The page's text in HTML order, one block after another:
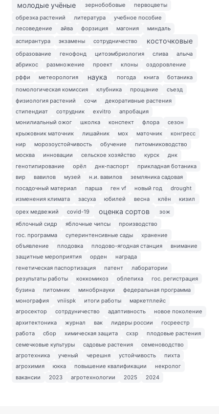
молодые учёные
зернобобовые
первоцветы
обрезка растений
литература
учебное пособие
лесоведение
айва форзиция магония
миндаль
аспирантура
экзамены сотрудничество косточковые
образование генофонд цитоэмбриология слива
алыча
абрикос
размножение проект клоны
оздоровление
рффи
метеорология наука погода книга
ботаника
помологическая комиссия
клубника прощание
съезд
физиология растений
сочи
декоративные растения
стипендиат
сотрудник exvitro
апробация
монилиальный ожог
школка конспект флора
сезон
крыжовник маточник
лишайник мох маточник
конгресс
нир
морозоустойчивость обучение
питомниководство
москва
инновации сельское хозяйство курск
днк
генотипирование
орёл днк-паспорт
прикладная ботаника
вир
вавилов музей н.и. вавилов
земляника садовая
посадочный материал
парша ген vf новый год
drought
изменения климата
засуха юбилей весна клён
кизил
орех медвежий
covid-19 оценка сортов
зож
яблочный сидр
яблочные чипсы
производство
гос. программа
суперинтенсивные сады
хранение
объявление
плодовка плодово-ягодная станция
внимание
защитные мероприятия
орден
награда
генетическая паспортизация
патент
лаборатории
результаты работы
коккомикоз облепиха
гос. регистрация
бузина
питомник минобрнауки
федеральная программа
монография
vniispk итоги работы
маркетплейс
агросектор
сотрдуничество адаптивность
новое поколение
архитектоника
журнал вак лидеры россии
госреестр
работа
сбор химическая защита схзр
плодовые растения
семечковые культуры
садовые растения
семеноводство
агротехника
ученый черешня устойчивость
пихта
агрохимия
юкка повышение квалификации
некролог
вакансии
2023 агротехнологии 2025 2024